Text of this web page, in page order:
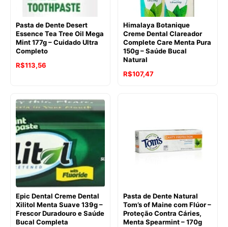
Pasta de Dente Desert
Essence Tea Tree Oil Mega
Mint 177g – Cuidado Ultra
Completo
O
era:
R$128,47.
R$113,56
é:
Himalaya Botanique
Creme Dental Clareador
Complete Care Menta Pura
150g – Saúde Bucal
Natural
O
R$107,47O
Epic Dental Creme Dental
Xilitol Menta Suave 139g –
Frescor Duradouro e Saúde
Bucal Completa
Pasta de Dente Natural
Tom’s of Maine com Flúor –
Proteção Contra Cáries,
Menta Spearmint – 170g